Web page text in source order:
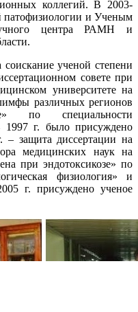
коллегий. В 2003-
патофизиологии и Ученым
центра РАМН и
ученой степени
совете при
университете на
различных регионов
по специальности
1997 г. было присуждено
– защита диссертации на
медицинских наук на
при эндотоксикозе» по
физиология» и
г. присуждено ученое